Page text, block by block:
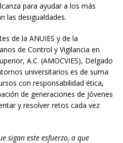
para ayudar a los más
las desigualdades.
de la ANUIES y de la
de Control y Vigilancia en
A.C. (AMOCVIES), Delgado
universitarios es de suma
con responsabilidad ética,
de generaciones de jóvenes
y resolver retos cada vez
sigan este esfuerzo, a que